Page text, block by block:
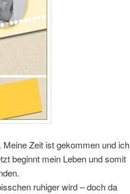
Zeit ist gekommen und ich
beginnt mein Leben und somit
ruhiger wird – doch da